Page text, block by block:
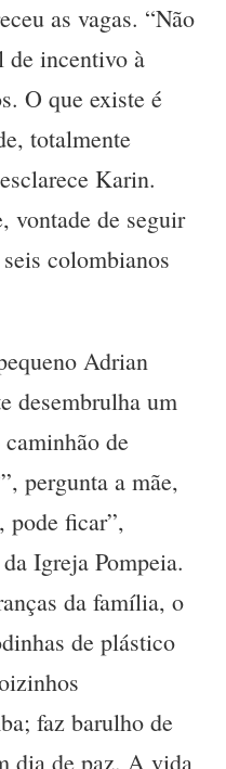
as vagas. “Não
de incentivo à
O que existe é
totalmente
Karin.
vontade de seguir
colombianos
Adrian
desembrulha um
de
pergunta a mãe,
pode ficar”,
Igreja Pompeia.
da família, o
de plástico
faz barulho de
dia de paz. A vida